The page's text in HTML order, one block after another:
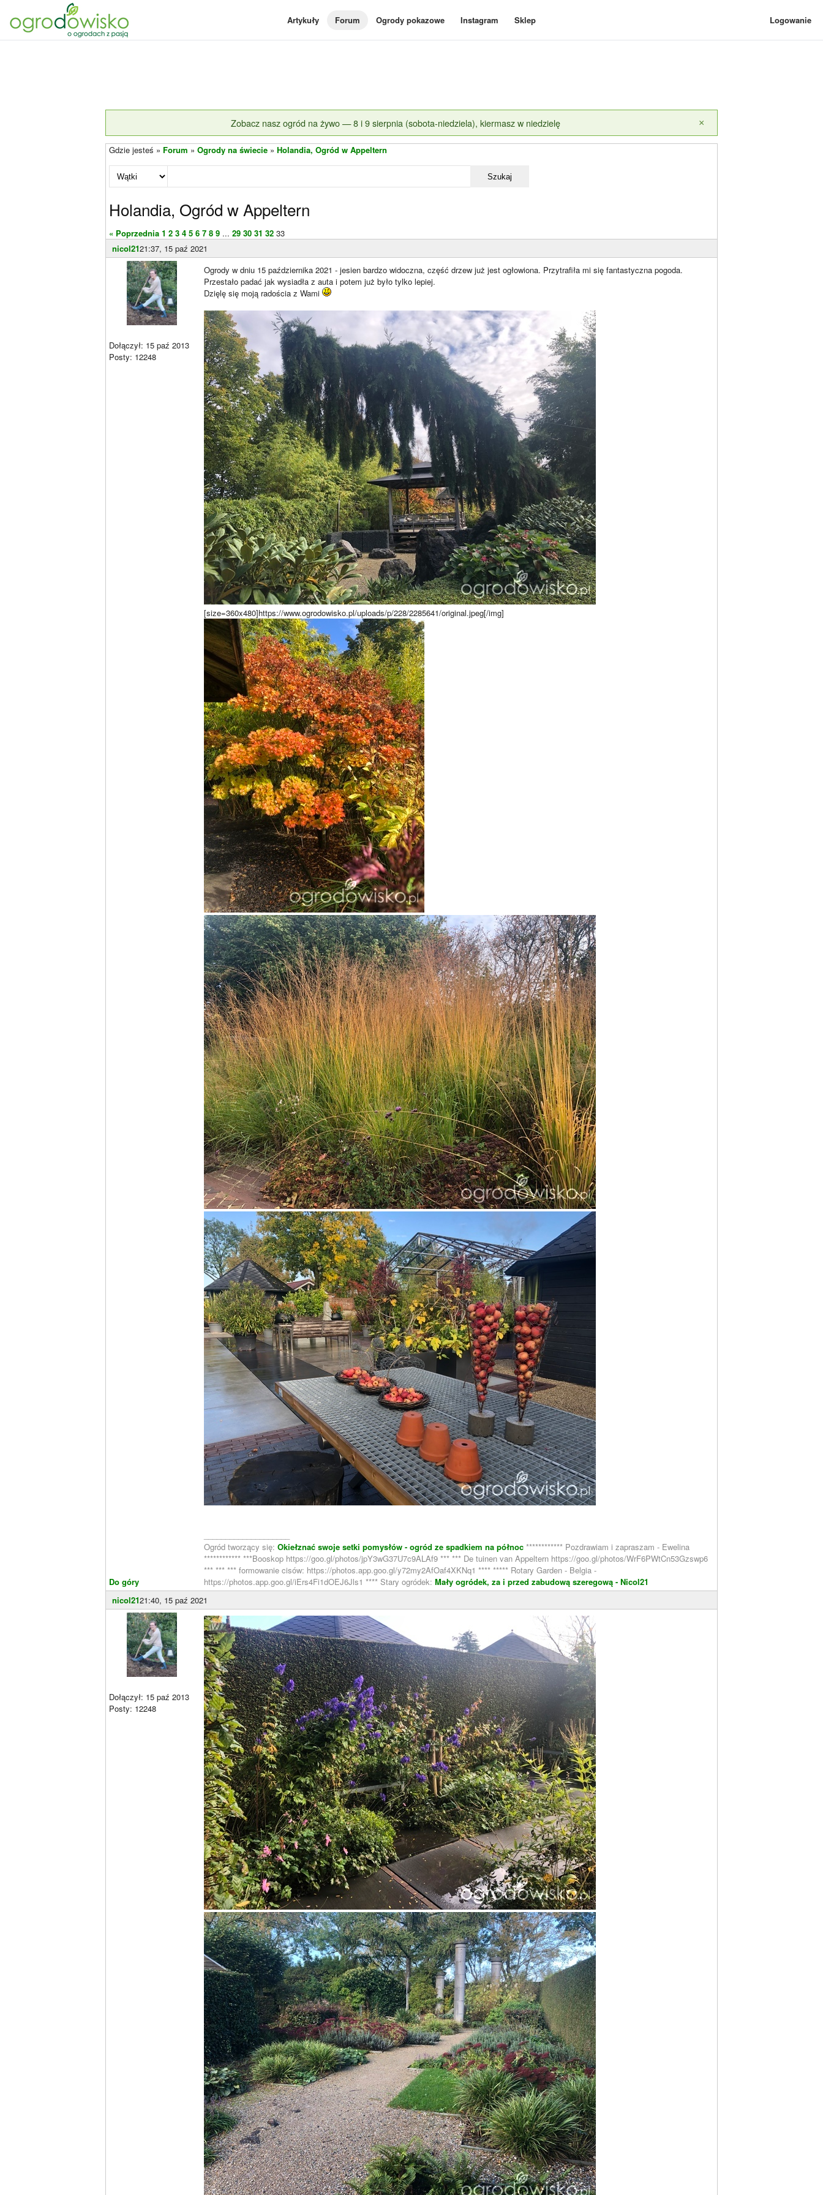
Artykuły Forum Ogrody pokazowe Instagram Sklep Logowanie
Zobacz nasz ogród na żywo — 8 i 9 sierpnia (sobota-niedziela), kiermasz w niedzielę ×
Gdzie jesteś » Forum » Ogrody na świecie » Holandia, Ogród w Appeltern
Szukaj
Holandia, Ogród w Appeltern
« Poprzednia 1 2 3 4 5 6 7 8 9 ... 29 30 31 32 33
nicol2121:37, 15 paź 2021
Dołączył: 15 paź 2013
Posty: 12248
Do góry
Ogrody w dniu 15 października 2021 - jesien bardzo widoczna, część drzew już jest ogłowiona. Przytrafiła mi się fantastyczna pogoda.
Przestało padać jak wysiadła z auta i potem już było tylko lepiej.
Dzięlę się moją radościa z Wami
[size=360x480]https://www.ogrodowisko.pl/uploads/p/228/2285641/original.jpeg[/img]
Ogród tworzący się: Okiełznać swoje setki pomysłów - ogród ze spadkiem na północ ************ Pozdrawiam i zapraszam - Ewelina
************ ***Booskop https://goo.gl/photos/jpY3wG37U7c9ALAf9 *** *** De tuinen van Appeltern https://goo.gl/photos/WrF6PWtCn53Gzswp6
*** *** *** formowanie cisów: https://photos.app.goo.gl/y72my2AfOaf4XKNq1 **** ***** Rotary Garden - Belgia -
https://photos.app.goo.gl/iErs4Fi1dOEJ6Jls1 **** Stary ogródek: Mały ogródek, za i przed zabudową szeregową - Nicol21
nicol2121:40, 15 paź 2021
Dołączył: 15 paź 2013
Posty: 12248